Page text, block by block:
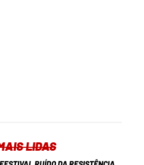
LIDAS